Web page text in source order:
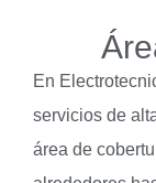
En
servicios de
área de